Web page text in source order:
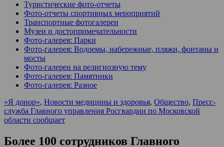
Туристические фото-отчеты
Фото-отчеты спортивных мероприятий
Транспортные фотогалереи
Музеи и достопримечательности
Фото-галерея: Парки
Фото-галерея: Водоемы, набережные, пляжи, фонтаны и
мосты
Фото-галереи на религиозную тему
Фото-галерея: Памятники
Фото-галерея: Разное
«Я донор», Новости медицины и здоровья, Общество, Пресс-
служба Главного управления Росгвардии по Московской
области сообщает
Более 100 сотрудников Главного